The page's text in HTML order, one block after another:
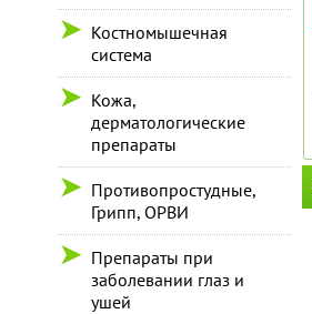
Костномышечная
система
Кожа,
дерматологические
препараты
Противопростудные,
Грипп, ОРВИ
Препараты при
заболевании глаз и
ушей